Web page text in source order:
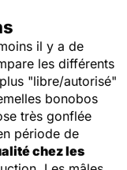
il y a de
les différents
"libre/autorisé"
bonobos
très gonflée
période de
chez les